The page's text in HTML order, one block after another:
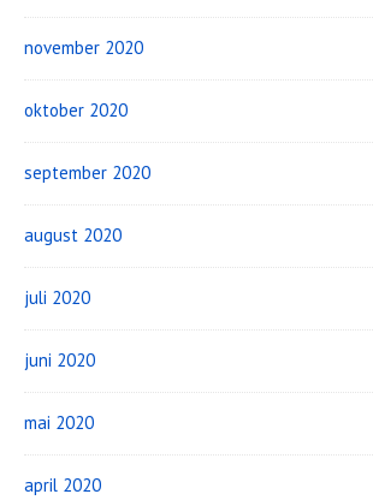
november 2020
oktober 2020
september 2020
august 2020
juli 2020
juni 2020
mai 2020
april 2020